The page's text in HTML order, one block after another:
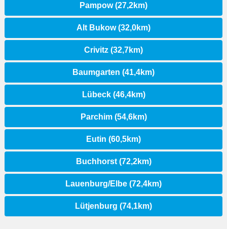
Pampow (27,2km)
Alt Bukow (32,0km)
Crivitz (32,7km)
Baumgarten (41,4km)
Lübeck (46,4km)
Parchim (54,6km)
Eutin (60,5km)
Buchhorst (72,2km)
Lauenburg/Elbe (72,4km)
Lütjenburg (74,1km)